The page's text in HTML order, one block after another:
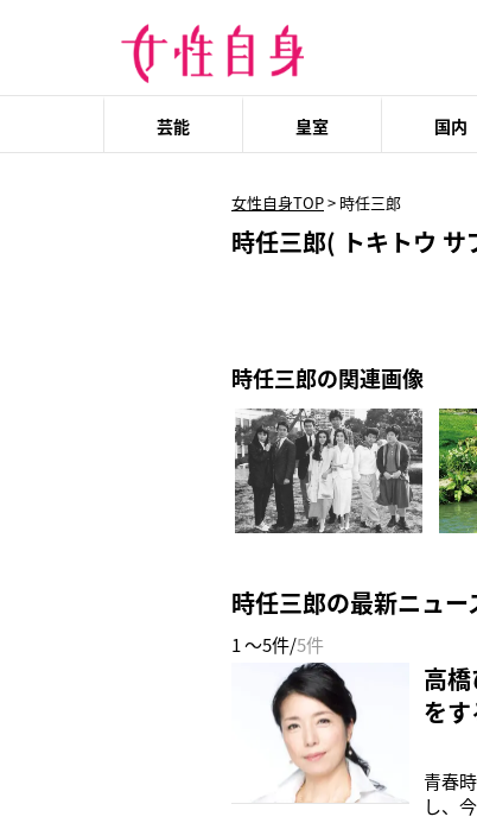
芸能 皇室 国内
女性自身TOP> 時任三郎
時任三郎( トキトウ サ
時任三郎の関連画像
時任三郎の最新ニュー
1 ～5件/5件
高
を
青春
し、